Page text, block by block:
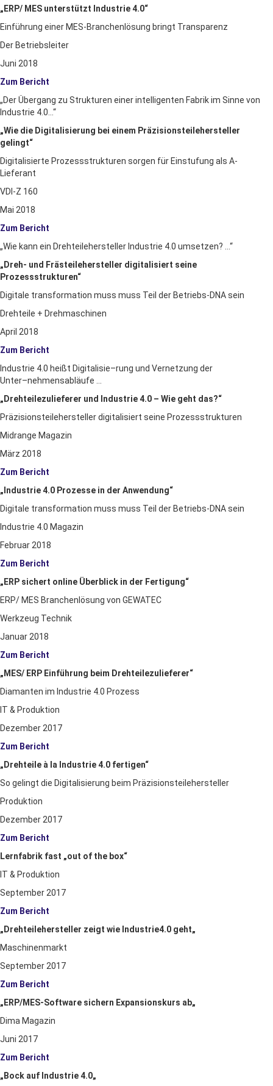
„ERP/ MES unterstützt Industrie 4.0“
Einführung einer MES-Branchenlösung bringt Transparenz
Der Betriebsleiter
Juni 2018
Zum Bericht
„Der Übergang zu Strukturen einerintelligenten Fabrik im Sinne von
Industrie 4.0…“
„Wie die Digitalisierung bei einem Präzisionsteilehersteller
gelingt“
Digitalisierte Prozessstrukturen sorgen für Einstufung als A-
Lieferant
VDI-Z 160
Mai 2018
Zum Bericht
„Wie kann ein Drehteilehersteller Industrie 4.0 umsetzen? …“
„Dreh- und Frästeilehersteller digitalisiert seine
Prozessstrukturen“
Digitale transformation muss muss Teil der Betriebs-DNA sein
Drehteile + Drehmaschinen
April 2018
Zum Bericht
Industrie 4.0 heißt Digitalisie–rung und Vernetzung der
Unter–nehmensabläufe …
„Drehteilezulieferer und Industrie 4.0 – Wie geht das?“
Präzisionsteilehersteller digitalisiert seine Prozessstrukturen
Midrange Magazin
März 2018
Zum Bericht
„Industrie 4.0 Prozesse in der Anwendung“
Digitale transformation muss muss Teil der Betriebs-DNA sein
Industrie 4.0 Magazin
Februar 2018
Zum Bericht
„ERP sichert online Überblick in der Fertigung“
ERP/ MES Branchenlösung von GEWATEC
Werkzeug Technik
Januar 2018
Zum Bericht
„MES/ ERP Einführung beim Drehteilezulieferer“
Diamanten im Industrie 4.0 Prozess
IT & Produktion
Dezember 2017
Zum Bericht
„Drehteile à la Industrie 4.0 fertigen“
So gelingt die Digitalisierung beim Präzisionsteilehersteller
Produktion
Dezember 2017
Zum Bericht
Lernfabrik fast „out of the box“
IT & Produktion
September 2017
Zum Bericht
„ Drehteilehersteller zeigt wie Industrie4.0 geht„
Maschinenmarkt
September 2017
Zum Bericht
„ ERP/MES-Software sichern Expansionskurs ab„
Dima Magazin
Juni 2017
Zum Bericht
„ Bock auf Industrie 4.0„